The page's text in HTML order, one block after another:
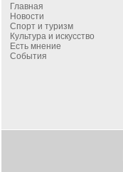
Главная
Новости
Спорт и туризм
Культура и искусство
Есть мнение
События